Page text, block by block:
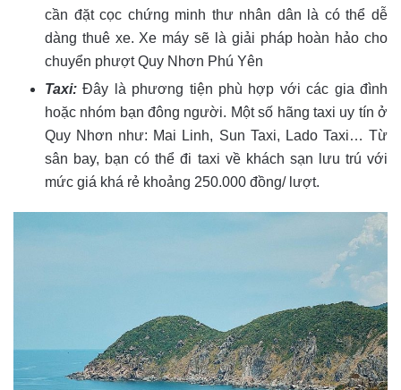
cần đặt cọc chứng minh thư nhân dân là có thể dễ
dàng thuê xe. Xe máy sẽ là giải pháp hoàn hảo cho
chuyển phượt Quy Nhơn Phú Yên
Taxi: Đây là phương tiện phù hợp với các gia đình
hoặc nhóm bạn đông người. Một số hãng taxi uy tín ở
Quy Nhơn như: Mai Linh, Sun Taxi, Lado Taxi… Từ
sân bay, bạn có thể đi taxi về khách sạn lưu trú với
mức giá khá rẻ khoảng 250.000 đồng/ lượt.